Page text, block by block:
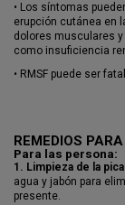
• Los síntomas
erupción cutánea en
dolores musculares
como insuficiencia
• RMSF puede ser
REMEDIOS
Para las persona:
1. Limpieza de la
agua y jabón para
presente.